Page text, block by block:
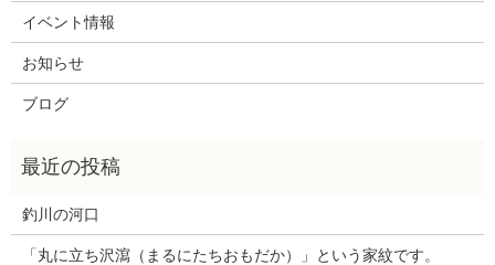
イベント情報
お知らせ
ブログ
釣川の河口
「丸に立ち沢瀉（まるにたちおもだか）」という家紋です。